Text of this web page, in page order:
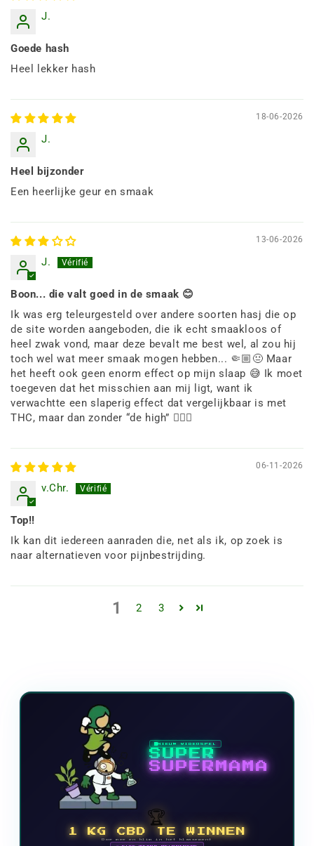
J.
Goede hash
Heel lekker hash
18-06-2026
J.
Heel bijzonder
Een heerlijke geur en smaak
13-06-2026
J.
Boon... die valt goed in de smaak 😊
Ik was erg teleurgesteld over andere soorten hasj die op
de site worden aangeboden, die ik echt smaakloos of
heel zwak vond, maar deze bevalt me best wel, al zou hij
toch wel wat meer smaak mogen hebben... 🤏🏼😐 Maar
het heeft ook geen enorm effect op mijn slaap 😅 Ik moet
toegeven dat het misschien aan mij ligt, want ik
verwachtte een slaperig effect dat vergelijkbaar is met
THC, maar dan zonder “de high” 🤷🏻‍♂️
06-11-2026
v.Chr.
Top!!
Ik kan dit iedereen aanraden die, net als ik, op zoek is
naar alternatieven voor pijnbestrijding.
1 2 3
NIEUW VIDEOSPEL
SUPER
SUPERMAMA
🏆
1 KG CBD TE WINNEN
Doe mee en klim in het klassement